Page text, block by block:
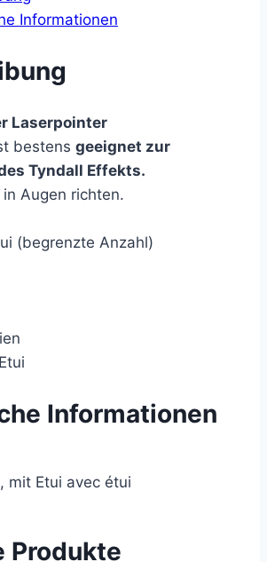
Informationen
Laserpointer
bestens geeignet zur
Tyndall Effekts.
Augen richten.
(begrenzte Anzahl)
Informationen
mit Etui avec étui
Produkte